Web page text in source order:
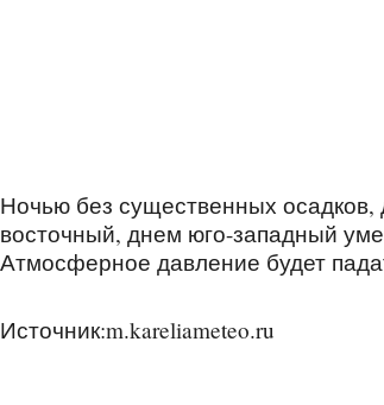
Ночью без существенных
восточный, днем юго-западный
Атмосферное давление будет
Источник:m.kareliameteo.ru